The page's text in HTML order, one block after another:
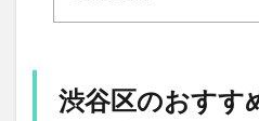
渋谷区のおすす